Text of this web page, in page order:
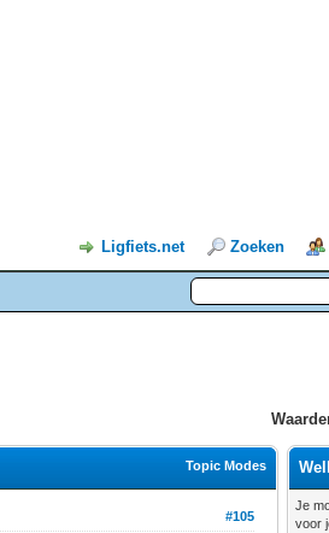
Ligfiets.net Zoeken
Topic Modes
#105
Je
voor